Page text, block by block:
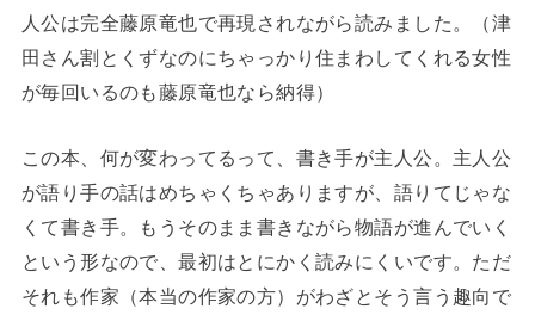
人公は完全藤原竜也で再現されながら読みました。（津
田さん割とくずなのにちゃっかり住まわしてくれる女性
が毎回いるのも藤原竜也なら納得）
この本、何が変わってるって、書き手が主人公。主人公
が語り手の話はめちゃくちゃありますが、語りてじゃな
くて書き手。もうそのまま書きながら物語が進んでいく
という形なので、最初はとにかく読みにくいです。ただ
それも作家（本当の作家の方）がわざとそう言う趣向で